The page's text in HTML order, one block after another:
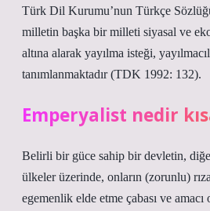
Türk Dil Kurumu’nun Türkçe
milletin başka bir milleti siyasal ve
altına alarak yayılma isteği,
tanımlanmaktadır (TDK 1992: 132).
Emperyalist nedir
Belirli bir güce sahip bir devletin,
ülkeler üzerinde, onların (zorunlu)
egemenlik elde etme çabası ve amacı